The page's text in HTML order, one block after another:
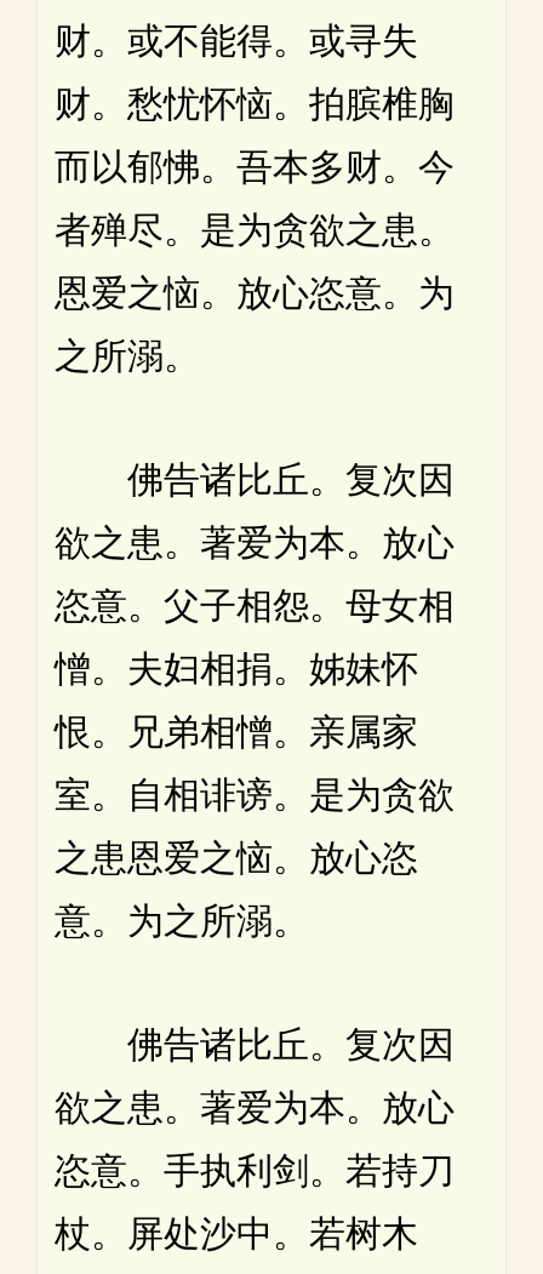
财。或不能得。或寻失
财。愁忧怀恼。拍膑椎胸
而以郁怫。吾本多财。今
者殚尽。是为贪欲之患。
恩爱之恼。放心恣意。为
之所溺。
佛告诸比丘。复次因
欲之患。著爱为本。放心
恣意。父子相怨。母女相
憎。夫妇相捐。姊妹怀
恨。兄弟相憎。亲属家
室。自相诽谤。是为贪欲
之患恩爱之恼。放心恣
意。为之所溺。
佛告诸比丘。复次因
欲之患。著爱为本。放心
恣意。手执利剑。若持刀
杖。屏处沙中。若树木